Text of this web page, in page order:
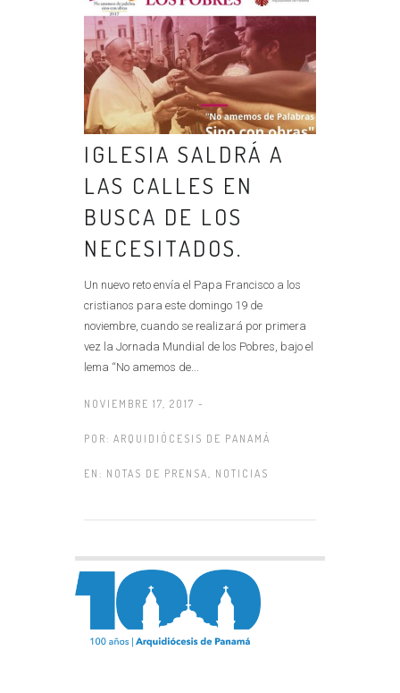
IGLESIA SALDRÁ A
LAS CALLES EN
BUSCA DE LOS
NECESITADOS.
Un nuevo reto envía el Papa Francisco a los
cristianos para este domingo 19 de
noviembre, cuando se realizará por primera
vez la Jornada Mundial de los Pobres, bajo el
lema “No amemos de...
NOVIEMBRE 17, 2017 -
POR: ARQUIDIÓCESIS DE PANAMÁ
EN: NOTAS DE PRENSA NOTICIAS